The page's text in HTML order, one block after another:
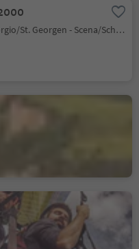
San Giorgio/St. Georgen - Scena/Schenna, Meran/Merano, Meran/Merano and environs
Gardenafly
Tandem